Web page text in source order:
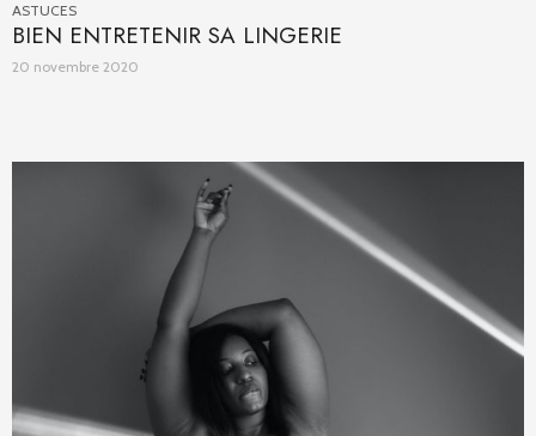
ASTUCES
BIEN ENTRETENIR SA LINGERIE
20 novembre 2020